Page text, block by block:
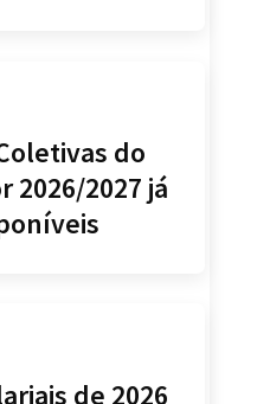
do
2026/2027 já
de 2026